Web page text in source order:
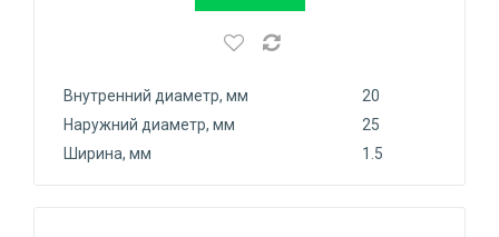
Внутренний диаметр, мм
20
Наружний диаметр, мм
25
Ширина, мм
1.5